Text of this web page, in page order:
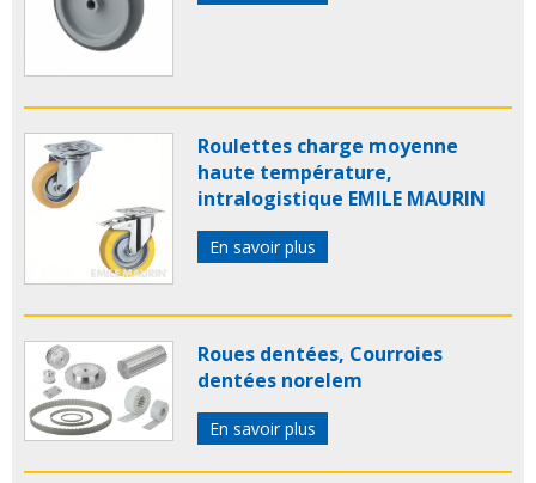
Roulettes charge moyenne
haute température,
intralogistique EMILE MAURIN
En savoir plus
Roues dentées, Courroies
dentées norelem
En savoir plus